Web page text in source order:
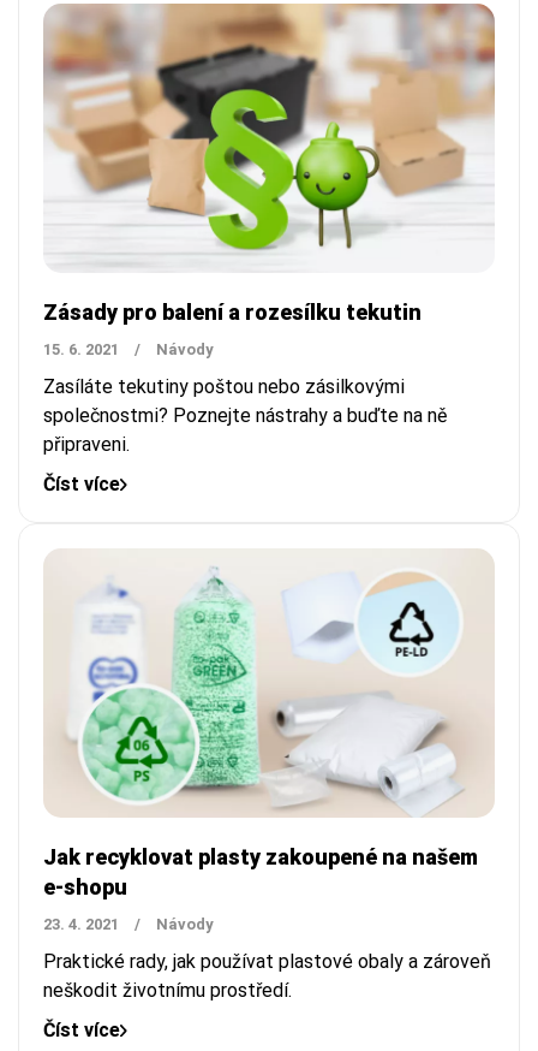
Zásady pro balení a rozesílku tekutin
15. 6. 2021 / Návody
Zasíláte tekutiny poštou nebo zásilkovými
společnostmi? Poznejte nástrahy a buďte na ně
připraveni.
Číst více
Jak recyklovat plasty zakoupené na našem
e-shopu
23. 4. 2021 / Návody
Praktické rady, jak používat plastové obaly a zároveň
neškodit životnímu prostředí.
Číst více